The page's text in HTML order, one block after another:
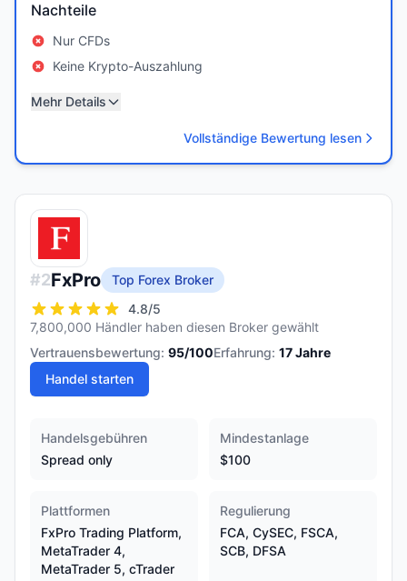
Nachteile
Nur CFDs
Keine Krypto-Auszahlung
Mehr Details
Vollständige Bewertung lesen
#2FxPro
Top Forex Broker
4.8/5
7,800,000 Händler haben diesen Broker gewählt
Vertrauensbewertung: 95/100Erfahrung: 17Jahre
Handel starten
Handelsgebühren
Spread only
Mindestanlage
$100
Plattformen
FxPro Trading Platform,
MetaTrader 4,
MetaTrader 5, cTrader
Regulierung
FCA, CySEC, FSCA,
SCB, DFSA